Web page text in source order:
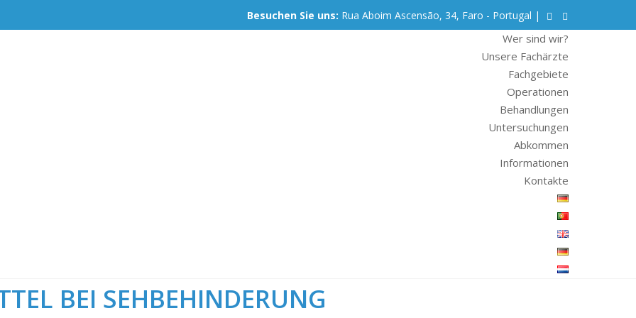
Besuchen Sie uns: Rua Aboim Ascensão, 34, Faro - Portugal |
Wer sind wir?
Unsere Fachärzte
Fachgebiete
Operationen
Behandlungen
Untersuchungen
Abkommen
Informationen
Kontakte
BEI SEHBEHINDERUNG